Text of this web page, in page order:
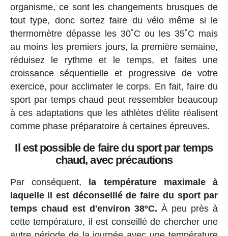
organisme, ce sont les changements brusques de
tout type, donc sortez faire du vélo même si le
thermomètre dépasse les 30˚C ou les 35˚C mais
au moins les premiers jours, la première semaine,
réduisez le rythme et le temps, et faites une
croissance séquentielle et progressive de votre
exercice, pour acclimater le corps. En fait, faire du
sport par temps chaud peut ressembler beaucoup
à ces adaptations que les athlètes d'élite réalisent
comme phase préparatoire à certaines épreuves.
Il est possible de faire du sport par temps
chaud, avec précautions
Par conséquent,
la température maximale à
laquelle il est déconseillé de faire du sport par
temps chaud est d'environ 38ºC. À peu près à
cette température, il est conseillé de chercher une